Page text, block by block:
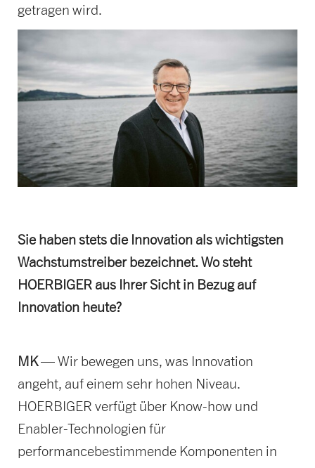
getragen wird.
Sie haben stets die Innovation als wichtigsten
Wachstumstreiber bezeichnet. Wo steht
HOERBIGER aus Ihrer Sicht in Bezug auf
Innovation heute?
MK— Wir bewegen uns, was Innovation
angeht, auf einem sehr hohen Niveau.
HOERBIGER verfügt über Know-how und
Enabler-Technologien für
performancebestimmende Komponenten in